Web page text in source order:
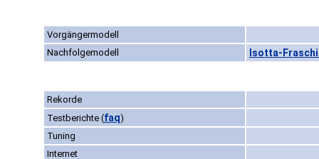
Vorgängermodell
Nachfolgemodell
Isotta-
Rekorde
Testberichte (faq)
Tuning
Internet